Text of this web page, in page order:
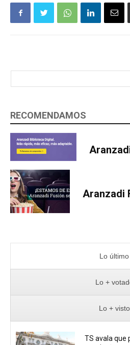
RECOMENDAMOS
Aranzadi
Lo último
Lo +
Lo + visto
TS avala que